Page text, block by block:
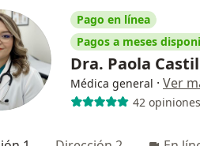
Pago en línea
Pagos a meses
Dra. Paola
Médica general · Ver
42 opiniones